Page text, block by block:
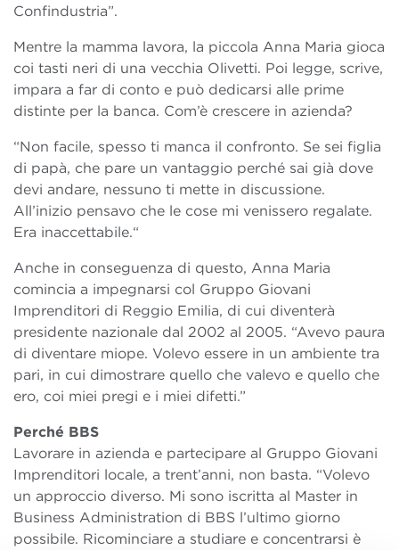
Confindustria”.
Mentre la mamma lavora, la piccola Anna Maria gioca
coi tasti neri di una vecchia Olivetti. Poi legge, scrive,
impara a far di conto e può dedicarsi alle prime
distinte per la banca. Com’è crescere in azienda?
“Non facile, spesso ti manca il confronto. Se sei figlia
di papà, che pare un vantaggio perché sai già dove
devi andare, nessuno ti mette in discussione.
All’inizio pensavo che le cose mi venissero regalate.
Era inaccettabile.“
Anche in conseguenza di questo, Anna Maria
comincia a impegnarsi col Gruppo Giovani
Imprenditori di Reggio Emilia, di cui diventerà
presidente nazionale dal 2002 al 2005. “Avevo paura
di diventare miope. Volevo essere in un ambiente tra
pari, in cui dimostrare quello che valevo e quello che
ero, coi miei pregi e i miei difetti.”
Perché BBS
Lavorare in azienda e partecipare al Gruppo Giovani
Imprenditori locale, a trent’anni, non basta. “Volevo
un approccio diverso. Mi sono iscritta al Master in
Business Administration di BBS l’ultimo giorno
possibile. Ricominciare a studiare e concentrarsi è